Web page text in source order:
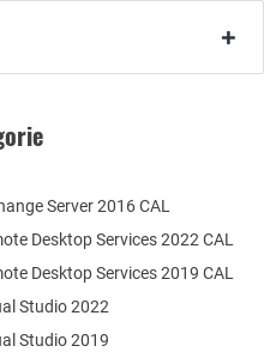
Desktop Services 2022 CAL
Desktop Services 2019 CAL
Server 2016 CAL
Studio 2022
Studio 2019